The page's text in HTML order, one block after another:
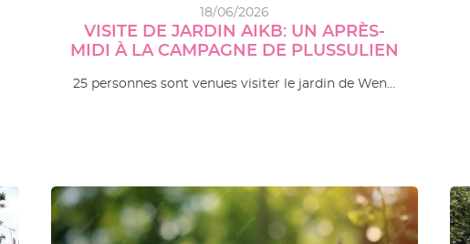
18/06/2026
VISITE DE JARDIN AIKB: UN APRÈS-
MIDI À LA CAMPAGNE DE PLUSSULIEN
25 personnes sont venues visiter le jardin de Wen…